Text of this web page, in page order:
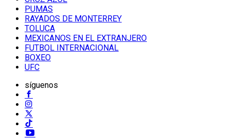
PUMAS
RAYADOS DE MONTERREY
TOLUCA
MEXICANOS EN EL EXTRANJERO
FUTBOL INTERNACIONAL
BOXEO
UFC
síguenos